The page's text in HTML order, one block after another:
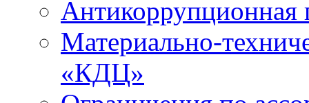
Антикоррупционная
Материально-
«КДЦ»